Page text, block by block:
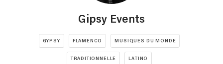
Gipsy Events
GYPSY FLAMENCO MUSIQUES DU MONDE
TRADITIONNELLE LATINO